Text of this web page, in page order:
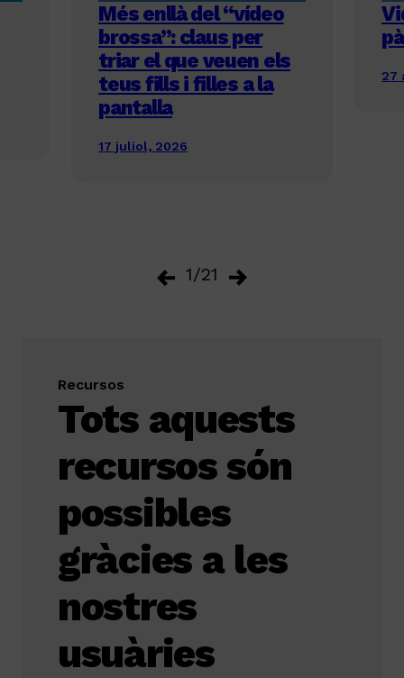
Més enllà del “vídeo
brossa”: claus per
triar el que veuen els
teus fills i filles a la
pantalla
17 juliol, 2026
27
1/21
Recursos
Tots aquests
recursos són
possibles
gràcies a les
nostres
usuàries